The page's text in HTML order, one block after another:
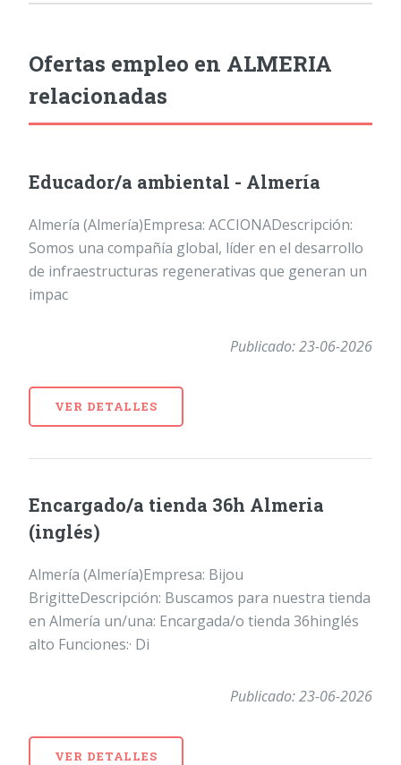
Ofertas empleo en ALMERIA
relacionadas
Educador/a ambiental - Almería
Almería (Almería)Empresa: ACCIONADescripción:
Somos una compañía global, líder en el desarrollo
de infraestructuras regenerativas que generan un
impac
Publicado: 23-06-2026
VER DETALLES
Encargado/a tienda 36h Almeria
(inglés)
Almería (Almería)Empresa: Bijou
BrigitteDescripción: Buscamos para nuestra tienda
en Almería un/una: Encargada/o tienda 36hinglés
alto Funciones:· Di
Publicado: 23-06-2026
VER DETALLES